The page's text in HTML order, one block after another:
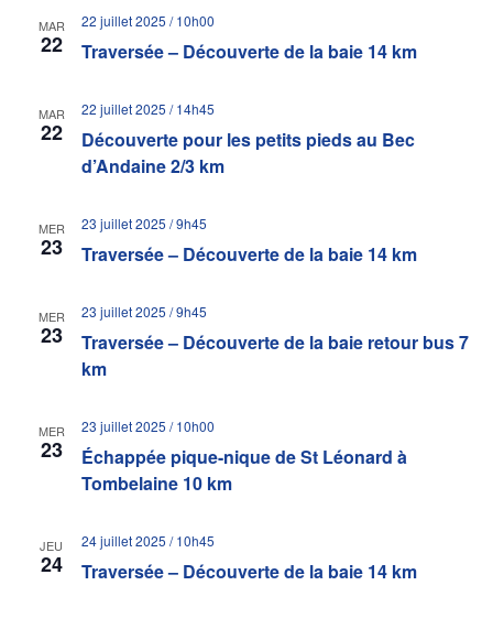
MAR
22 Traversée – Découverte de la baie 14 km
22 juillet 2025 / 10h00
MAR
22
Découverte pour les petits pieds au Bec
d’Andaine 2/3 km
22 juillet 2025 / 14h45
MER
23 Traversée – Découverte de la baie 14 km
23 juillet 2025 / 9h45
MER
23
Traversée – Découverte de la baie retour bus 7
km
23 juillet 2025 / 9h45
MER
23
Échappée pique-nique de St Léonard à
Tombelaine 10 km
23 juillet 2025 / 10h00
JEU
24 Traversée – Découverte de la baie 14 km
24 juillet 2025 / 10h45